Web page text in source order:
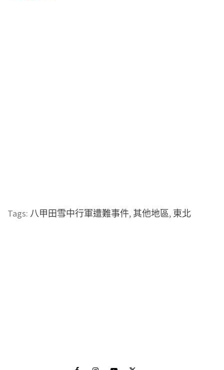
Tags: 八甲田雪中行軍遭難事件, 其他地區, 東北